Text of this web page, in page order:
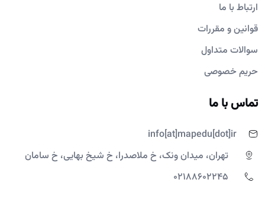
ارتباط با ما
قوانین و مقررات
سوالات متداول
حریم خصوصی
تماس با ما
info[at]mapedu[dot]ir
تهران، میدان ونک، خ ملاصدرا، خ شیخ بهایی، خ سامان
02188602245